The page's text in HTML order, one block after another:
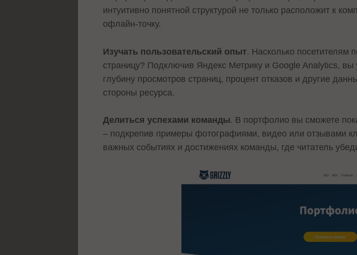
интуитивно понятной структурой не только расположит к
офлайн-точку.
Изучать пользовательский опыт. Насколько посетителям
страницу? Подключив Яндекс Метрику и Google Analytics, вы
глубину просмотров страниц, процент отказов и другие
стороны ресурса.
Делиться успехами команды. В портфолио вы сможете
– подкрепив примеры фотографиями, видео или отзывами
важных событиях и достижениях команды, где читатель